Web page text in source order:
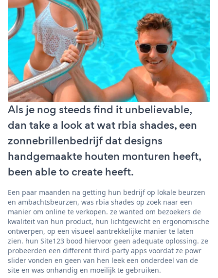
Als je nog steeds find it unbelievable,
dan take a look at wat rbia shades, een
zonnebrillenbedrijf dat designs
handgemaakte houten monturen heeft,
been able to create heeft.
Een paar maanden na getting hun bedrijf op lokale beurzen
en ambachtsbeurzen, was rbia shades op zoek naar een
manier om online te verkopen. ze wanted om bezoekers de
kwaliteit van hun product, hun lichtgewicht en ergonomische
ontwerpen, op een visueel aantrekkelijke manier te laten
zien. hun Site123 bood hiervoor geen adequate oplossing. ze
probeerden een different third-party apps voordat ze powr
slider vonden en geen van hen leek een onderdeel van de
site en was onhandig en moeilijk te gebruiken.